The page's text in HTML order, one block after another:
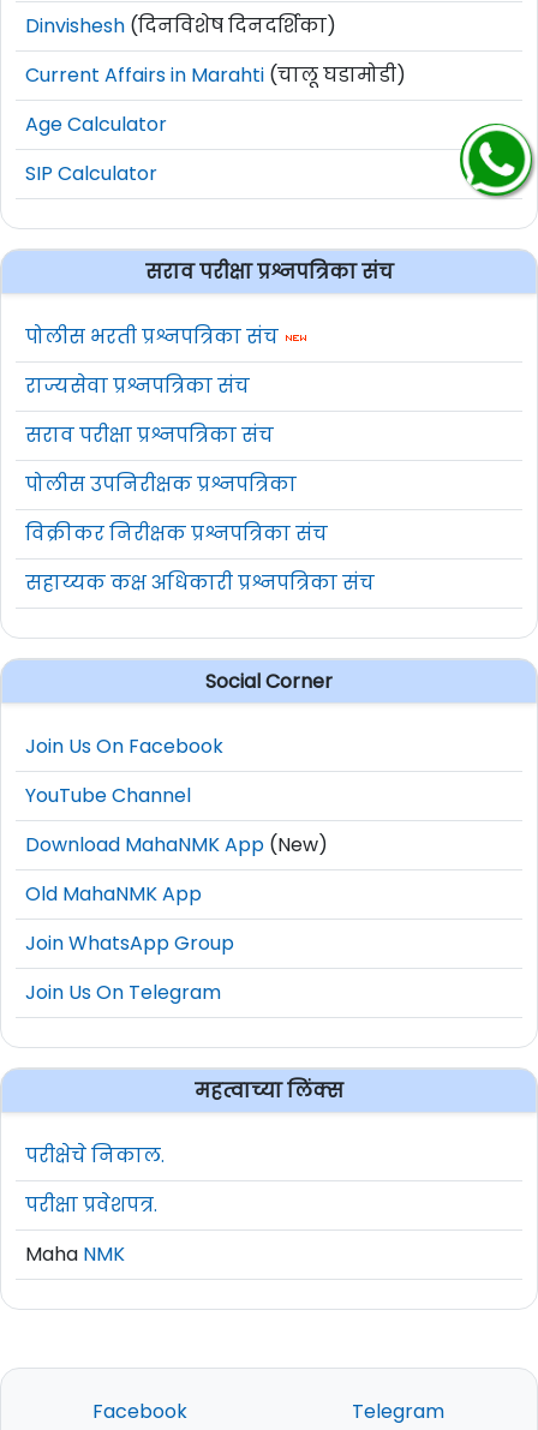
Dinvishesh (दिनविशेष दिनदर्शिका)
Current Affairs in Marahti (चालू घडामोडी)
Age Calculator
SIP Calculator
सराव परीक्षा प्रश्नपत्रिका संच
पोलीस भरती प्रश्नपत्रिका संच
राज्यसेवा प्रश्नपत्रिका संच
सराव परीक्षा प्रश्नपत्रिका संच
पोलीस उपनिरीक्षक प्रश्नपत्रिका
विक्रीकर निरीक्षक प्रश्नपत्रिका संच
सहाय्यक कक्ष अधिकारी प्रश्नपत्रिका संच
Social Corner
Join Us On Facebook
YouTube Channel
Download MahaNMK App (New)
Old MahaNMK App
Join WhatsApp Group
Join Us On Telegram
महत्वाच्या लिंक्स
परीक्षेचे निकाल.
परीक्षा प्रवेशपत्र.
Maha NMK
Facebook Telegram